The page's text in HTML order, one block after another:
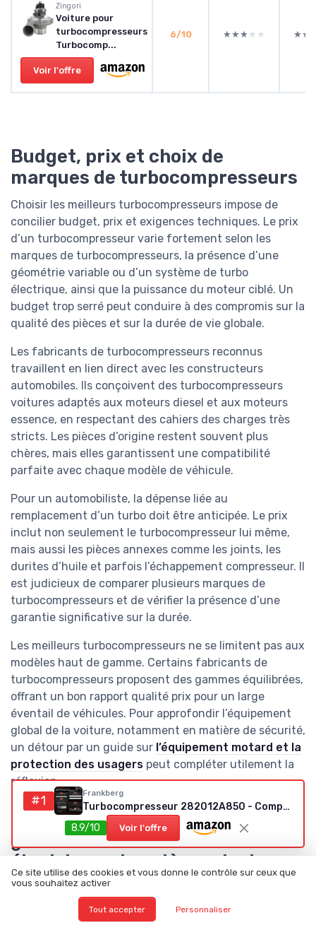
‎Zingori
Voiture pour
turbocompresseurs
Turbocomp...
Voir l'offre
6/10 ★★★★★
★★★★★
Budget, prix et choix de
marques de turbocompresseurs
Choisir les meilleurs turbocompresseurs impose de
concilier budget, prix et exigences techniques. Le prix
d’un turbocompresseur varie fortement selon les
marques de turbocompresseurs, la présence d’une
géométrie variable ou d’un système de turbo
électrique, ainsi que la puissance du moteur ciblé. Un
budget trop serré peut conduire à des compromis sur la
qualité des pièces et sur la durée de vie globale.
Les fabricants de turbocompresseurs reconnus
travaillent en lien direct avec les constructeurs
automobiles. Ils conçoivent des turbocompresseurs
voitures adaptés aux moteurs diesel et aux moteurs
essence, en respectant des cahiers des charges très
stricts. Les pièces d’origine restent souvent plus
chères, mais elles garantissent une compatibilité
parfaite avec chaque modèle de véhicule.
Pour un automobiliste, la dépense liée au
remplacement d’un turbo doit être anticipée. Le prix
inclut non seulement le turbocompresseur lui même,
mais aussi les pièces annexes comme les joints, les
durites d’huile et parfois l’échappement compresseur. Il
est judicieux de comparer plusieurs marques de
turbocompresseurs et de vérifier la présence d’une
garantie significative sur la durée.
Les meilleurs turbocompresseurs ne se limitent pas aux
modèles haut de gamme. Certains fabricants de
turbocompresseurs proposent des gammes équilibrées,
offrant un bon rapport qualité prix pour un large
éventail de véhicules. Pour approfondir l’équipement
global de la voiture, notamment en matière de sécurité,
un détour par un guide sur l’équipement motard et la
protection des usagers peut compléter utilement la
réflexion.
Technologies modernes :
géométrie variable, turbo
électrique et systèmes turbo
Les meilleurs turbocompresseurs actuels reposent sur
des technologies de plus en plus sophistiquées. La
géométrie variable permet d’adapter la section de
#1 Frankberg
Turbocompresseur 282012A850 - Compatible avec: Sportage SL, Sportage QL QLE, Tucson TL, iX35 EL ELH LM, i40 VF, i40 CW VF
8.9/10
Voir l'offre
Ce site utilise des cookies et vous donne le contrôle sur ceux que
vous souhaitez activer
Tout accepter Personnaliser